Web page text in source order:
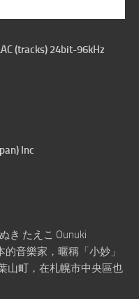
(tracks) 24bit-96kHz
Inc
き たえこ Ounuki
音樂家，暱稱「小妙」
山町，在札幌市中央區也